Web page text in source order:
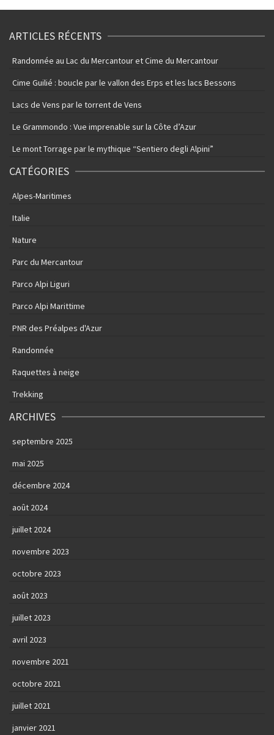
ARTICLES RÉCENTS
Randonnée au Lac du Mercantour et Cime du Mercantour
Cime Guilié : boucle par le vallon des Erps et les lacs Bessons
Lacs de Vens par le torrent de Vens
Le Grammondo : Vue imprenable sur la Côte d’Azur
Le mont Torrage par le mythique “Sentiero degli Alpini”
CATÉGORIES
Alpes-Maritimes
Italie
Nature
Parc du Mercantour
Parco Alpi Liguri
Parco Alpi Marittime
PNR des Préalpes d'Azur
Randonnée
Raquettes à neige
Trekking
ARCHIVES
septembre 2025
mai 2025
décembre 2024
août 2024
juillet 2024
novembre 2023
octobre 2023
août 2023
juillet 2023
avril 2023
novembre 2021
octobre 2021
juillet 2021
janvier 2021